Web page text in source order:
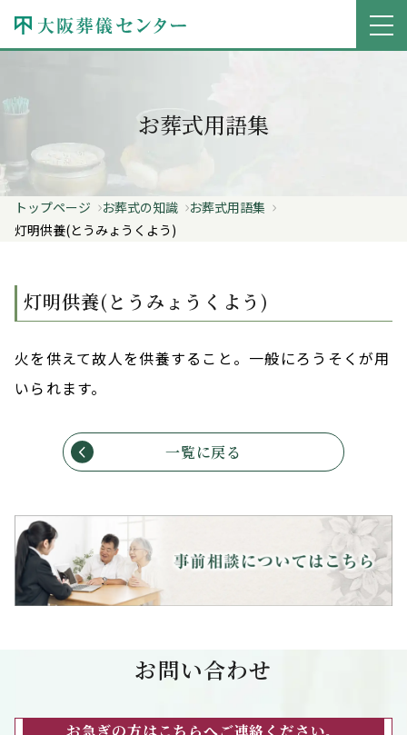
お葬式用語集
トップページ お葬式の知識
お葬式用語集
灯明供養(とうみょうくよう)
灯明供養(とうみょうくよう)
火を供えて故人を供養すること。一般にろうそくが用
いられます。
一覧に戻る
お問い合わせ
お急ぎの方はこちらへご連絡ください。